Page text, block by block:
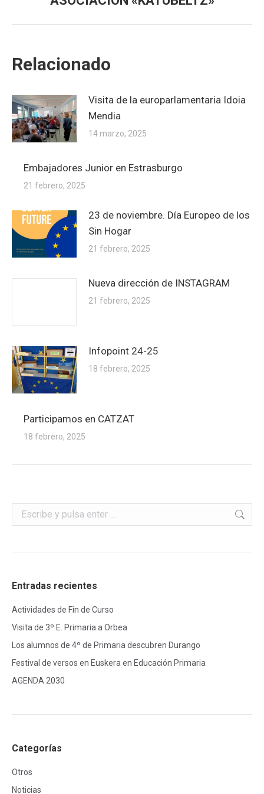
Relacionado
Visita de la europarlamentaria Idoia
Mendia
14 marzo, 2025
Embajadores Junior en Estrasburgo
21 febrero, 2025
23 de noviembre. Día Europeo de los
Sin Hogar
21 febrero, 2025
Nueva dirección de INSTAGRAM
21 febrero, 2025
Infopoint 24-25
18 febrero, 2025
Participamos en CATZAT
18 febrero, 2025
Buscar:
Entradas recientes
Actividades de Fin de Curso
Visita de 3º E. Primaria a Orbea
Los alumnos de 4º de Primaria descubren Durango
Festival de versos en Euskera en Educación Primaria
AGENDA 2030
Categorías
Otros
Noticias